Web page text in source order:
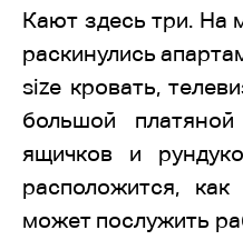
Кают здесь три. На
раскинулись
size кровать,
большой
ящичков и
расположится,
может послужить